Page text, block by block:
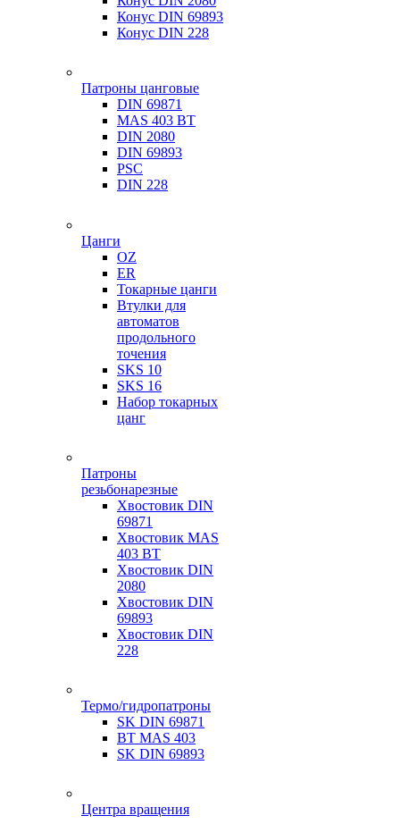
Конус DIN 69893
Конус DIN 228
Патроны цанговые
DIN 69871
MAS 403 BT
DIN 2080
DIN 69893
PSC
DIN 228
Цанги
OZ
ER
Токарные цанги
Втулки для
автоматов
продольного
точения
SKS 10
SKS 16
Набор токарных
цанг
Патроны
резьбонарезные
Хвостовик DIN
69871
Хвостовик MAS
403 BT
Хвостовик DIN
2080
Хвостовик DIN
69893
Хвостовик DIN
228
Термо/гидропатроны
SK DIN 69871
BT MAS 403
SK DIN 69893
Центра вращения